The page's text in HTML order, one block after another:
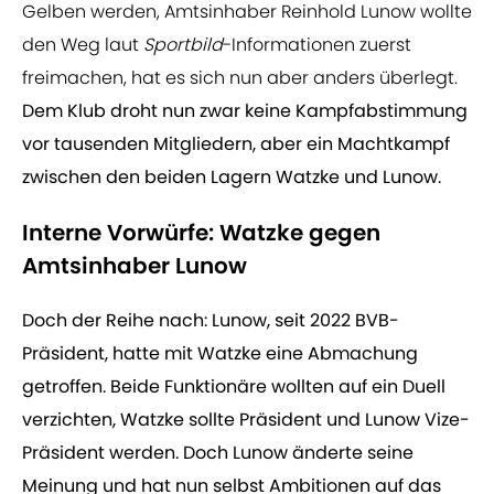
Gelben werden, Amtsinhaber Reinhold Lunow wollte
den Weg laut Sportbild-Informationen zuerst
freimachen, hat es sich nun aber anders überlegt.
Dem Klub droht nun zwar keine Kampfabstimmung
vor tausenden Mitgliedern, aber ein Machtkampf
zwischen den beiden Lagern Watzke und Lunow.
Interne Vorwürfe: Watzke gegen
Amtsinhaber Lunow
Doch der Reihe nach: Lunow, seit 2022 BVB-
Präsident, hatte mit Watzke eine Abmachung
getroffen. Beide Funktionäre wollten auf ein Duell
verzichten, Watzke sollte Präsident und Lunow Vize-
Präsident werden. Doch Lunow änderte seine
Meinung und hat nun selbst Ambitionen auf das